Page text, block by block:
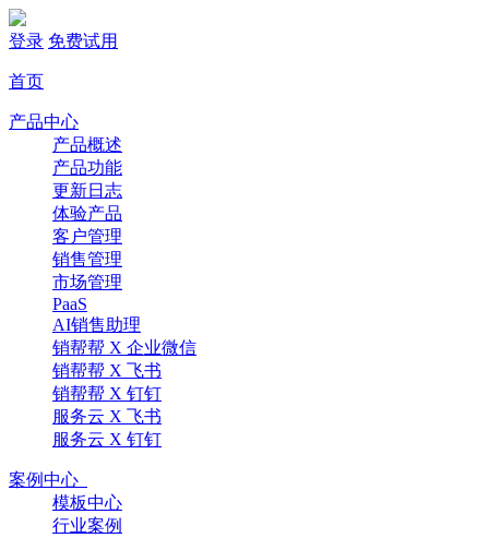
登录 免费试用
首页
产品中心
产品概述
产品功能
更新日志
体验产品
客户管理
销售管理
市场管理
PaaS
AI销售助理
销帮帮 X 企业微信
销帮帮 X 飞书
销帮帮 X 钉钉
服务云 X 飞书
服务云 X 钉钉
案例中心
模板中心
行业案例